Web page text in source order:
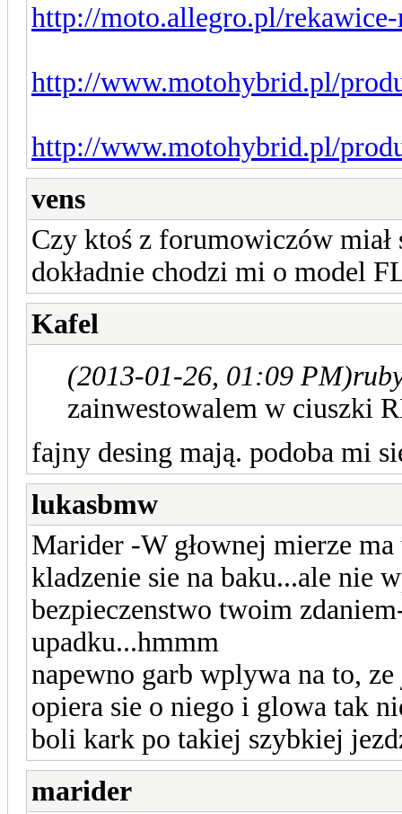
http://moto.allegro.pl/
http://www.motohybrid.pl/
http://www.motohybrid.pl/
vens
Czy ktoś z forumowiczów
dokładnie chodzi mi o model
Kafel
(2013-01-26, 01:09 PM)
zainwestowalem w ciuszki
fajny desing mają. podoba mi
lukasbmw
Marider -W głownej mierze
kladzenie sie na baku...ale nie
bezpieczenstwo twoim
upadku...hmmm
napewno garb wplywa na to,
opiera sie o niego i glowa tak
boli kark po takiej szybkiej
marider